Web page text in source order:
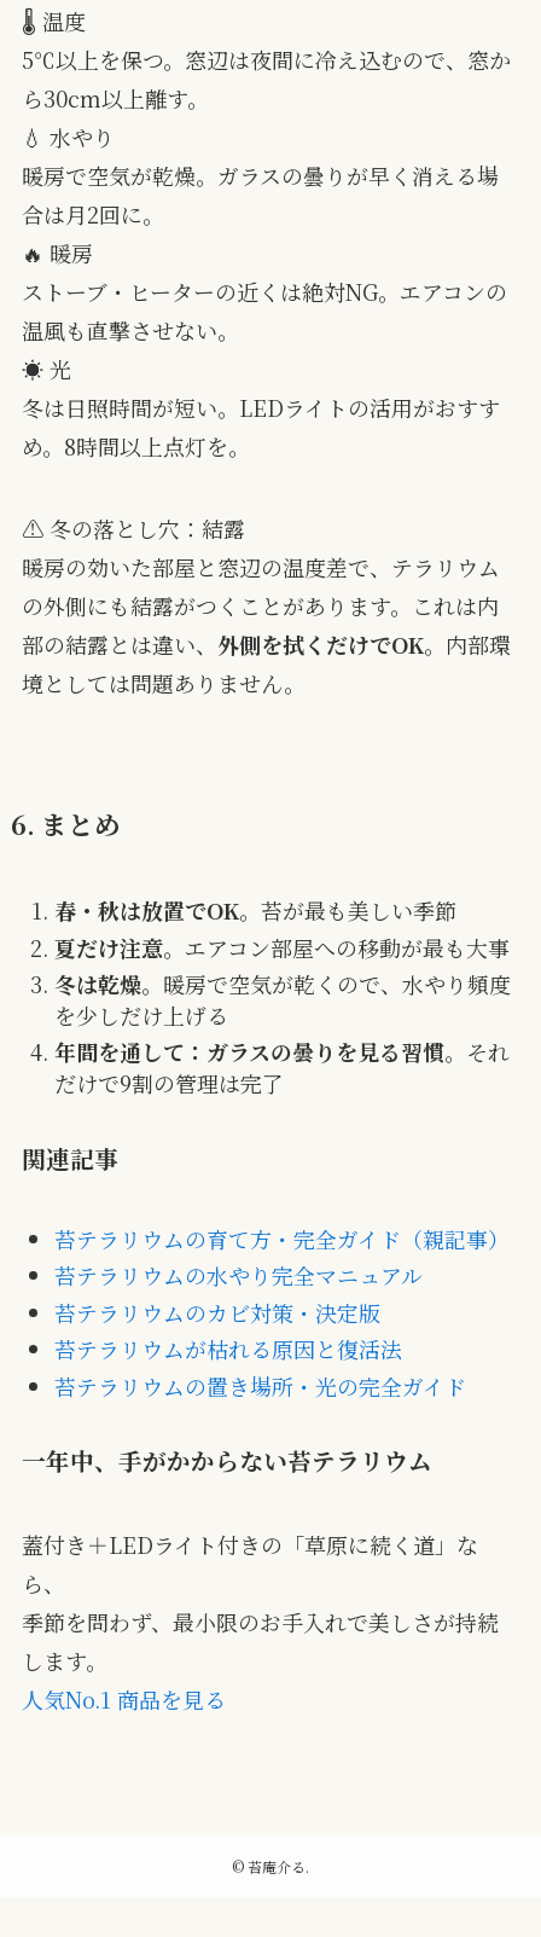
🌡 温度
5℃以上を保つ。窓辺は夜間に冷え込むので、窓か
ら30cm以上離す。
💧 水やり
暖房で空気が乾燥。ガラスの曇りが早く消える場
合は月2回に。
🔥 暖房
ストーブ・ヒーターの近くは絶対NG。エアコンの
温風も直撃させない。
☀️ 光
冬は日照時間が短い。LEDライトの活用がおすす
め。8時間以上点灯を。
⚠️ 冬の落とし穴：結露
暖房の効いた部屋と窓辺の温度差で、テラリウム
の外側にも結露がつくことがあります。これは内
部の結露とは違い、 外側を拭くだけでOK。内部環
境としては問題ありません。
6. まとめ
春・秋は放置でOK。苔が最も美しい季節
夏だけ注意。エアコン部屋への移動が最も大事
冬は乾燥。暖房で空気が乾くので、水やり頻度
を少しだけ上げる
年間を通して：ガラスの曇りを見る習慣。それ
だけで9割の管理は完了
関連記事
苔テラリウムの育て方・完全ガイド（親記事）
苔テラリウムの水やり完全マニュアル
苔テラリウムのカビ対策・決定版
苔テラリウムが枯れる原因と復活法
苔テラリウムの置き場所・光の完全ガイド
一年中、手がかからない苔テラリウム
蓋付き＋LEDライト付きの「草原に続く道」な
ら、
季節を問わず、最小限のお手入れで美しさが持続
します。
人気No.1 商品を見る
©苔庵介る.